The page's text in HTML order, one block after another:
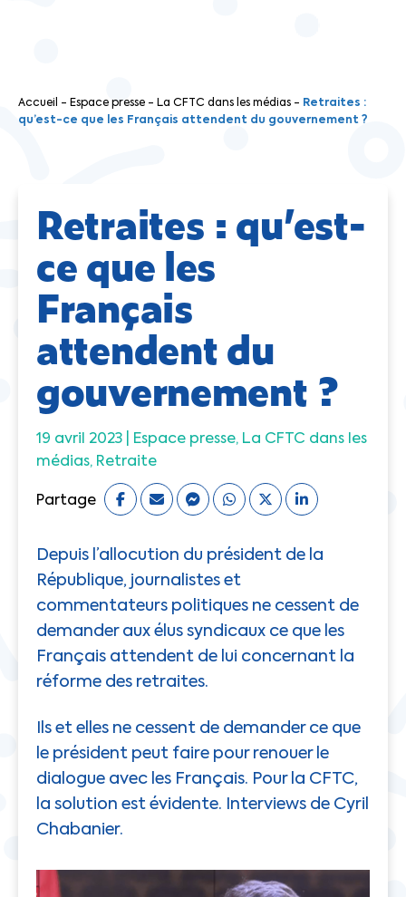
Accueil - Espace presse - La CFTC dans les médias - Retraites :
qu’est-ce que les Français attendent du gouvernement ?
Retraites : qu’est-
ce que les
Français
attendent du
gouvernement ?
19 avril 2023 | Espace presse La CFTC dans les
médias Retraite
Partage
Depuis l’allocution du président de la
République, journalistes et
commentateurs politiques ne cessent de
demander aux élus syndicaux ce que les
Français attendent de lui concernant la
réforme des retraites.
Ils et elles ne cessent de demander ce que
le président peut faire pour renouer le
dialogue avec les Français. Pour la CFTC,
la solution est évidente. Interviews de Cyril
Chabanier.